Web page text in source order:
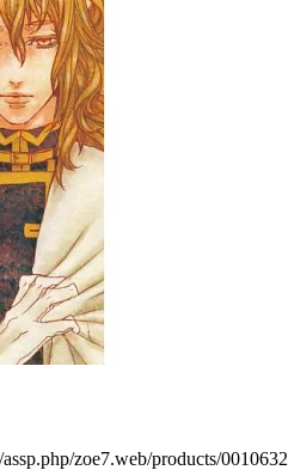
zoe7.web/products/